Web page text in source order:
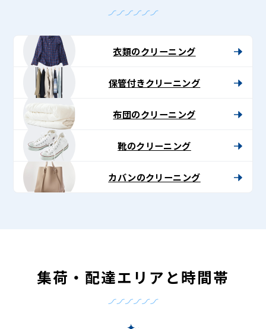
衣類のクリーニング
保管付きクリーニング
布団のクリーニング
靴のクリーニング
カバンのクリーニング
集荷・配達エリアと時間帯